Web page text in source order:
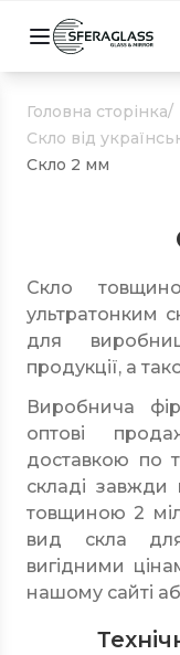
Головна сторінка/
Скло від
Скло 2 мм
Скло
ультратонким
для
продукції, а
Виробнича
оптові
доставкою по
складі завжди
товщиною 2
вид скла
вигідними
нашому сайті